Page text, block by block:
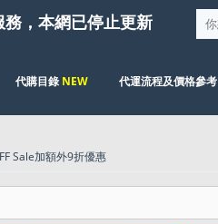
，本網已停止更新
代購目錄 NEW 代運流程及價格參考
Sale加額外9折優惠